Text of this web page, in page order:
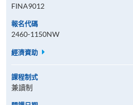
FINA9012
報名代碼
2460-1150NW
經濟資助
課程制式
兼讀制